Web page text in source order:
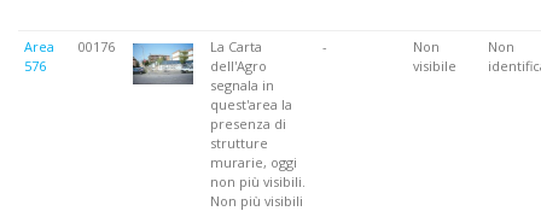
Area
576
00176
La Carta
dell'Agro
segnala in
quest'area la
presenza di
strutture
murarie, oggi
non più visibili.
Non più visibili
-
Non
visibile
Non